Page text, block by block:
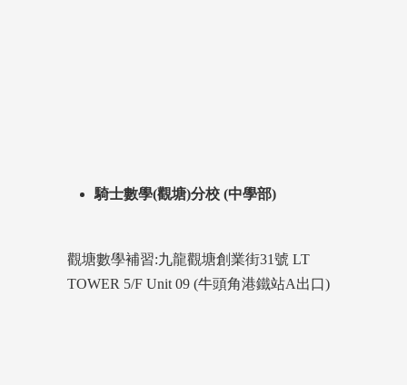
騎士數學(觀塘)分校 (中學部)
觀塘數學補習:九龍觀塘創業街31號 LT
TOWER 5/F Unit 09 (牛頭角港鐵站A出口)